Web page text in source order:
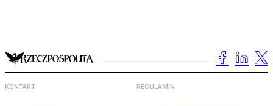
KONTAKT REGULAMIN